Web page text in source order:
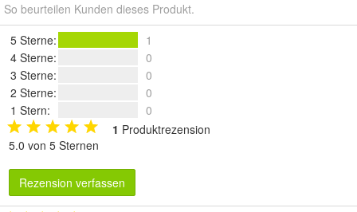
So beurteilen Kunden dieses Produkt.
5 Sterne:
1
4 Sterne:
0
3 Sterne:
0
2 Sterne:
0
1 Stern:
0
1 Produktrezension
5.0 von 5 Sternen
Rezension verfassen